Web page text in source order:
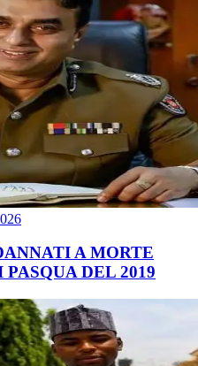
A MORTE
DEL 2019